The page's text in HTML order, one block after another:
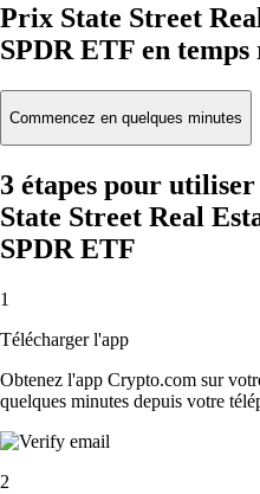
Prix State Street
SPDR ETF en temps
Commencez en quelques minutes
3 étapes pour
State Street Real
SPDR ETF
1
Télécharger l'app
Obtenez l'app Crypto.com sur
quelques minutes depuis votre
2